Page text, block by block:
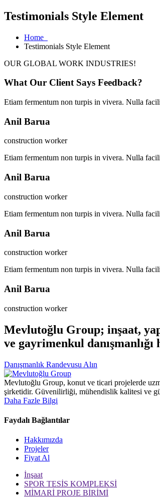
Testimonials Style Element
Home
Testimonials Style Element
OUR GLOBAL WORK INDUSTRIES!
What Our Client Says Feedback?
Etiam fermentum non turpis in vivera. Nulla
Anil Barua
construction worker
Etiam fermentum non turpis in vivera. Nulla
Anil Barua
construction worker
Etiam fermentum non turpis in vivera. Nulla
Anil Barua
construction worker
Etiam fermentum non turpis in vivera. Nulla
Anil Barua
construction worker
Mevlutoğlu Group; inşaat,
ve gayrimenkul
Danışmanlık Randevusu Alın
Mevlutoğlu Group, konut ve ticari projelerde
şirketidir. Güvenilirliği, mühendislik kalitesi ve
Daha Fazle Bilgi
Faydalı Bağlantılar
Hakkımızda
Projeler
Fiyat Al
İnşaat
SPOR TESİS KOMPLEKSİ
MİMARİ PROJE BİRİMİ